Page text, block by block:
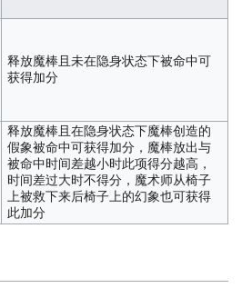
释放魔棒且未在隐身状态下被命中可
获得加分
释放魔棒且在隐身状态下魔棒创造的
假象被命中可获得加分，魔棒放出与
被命中时间差越小时此项得分越高，
时间差过大时不得分，魔术师从椅子
上被救下来后椅子上的幻象也可获得
此加分